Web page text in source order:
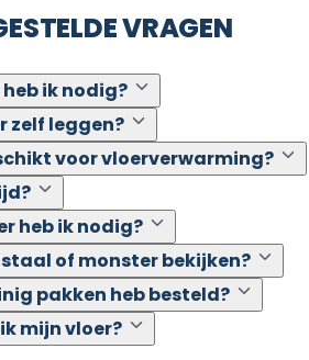
VRAGEN
ik nodig?
zelf leggen?
voor vloerverwarming?
heb ik nodig?
staal of monster bekijken?
pakken heb besteld?
mijn vloer?